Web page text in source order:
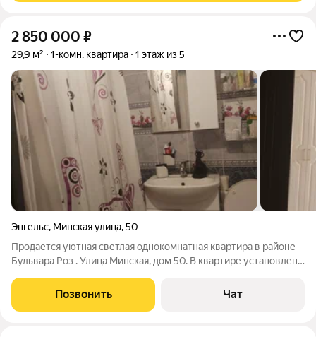
2 850 000 ₽
29,9 м² 1-комн. квартира 1 этаж из 5
Энгельс, Минская улица,50
Продается уютная светлая однокомнатная квартира в районе
Бульвара Роз . Улица Минская, дом 50. В квартире установлена
пластиковые окна. Санузел совмещённый. Установлены
счетчики на воду. Сделан
Позвонить Чат